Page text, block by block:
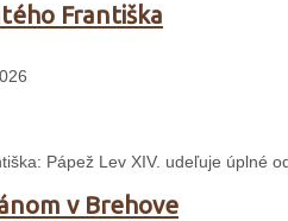
Františka
Pápež Lev XIV. udeľuje úplné
v Brehove